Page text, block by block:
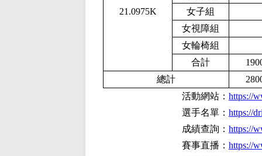
21.0975K
女子組
女視障組
女輪椅組
合計
總計
活動網站： https://
選手名單： https://
成績查詢： https://
賽事直播： https://